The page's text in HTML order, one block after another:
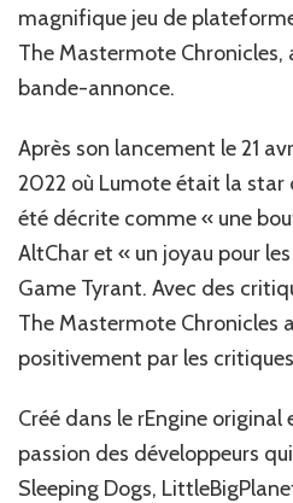
magnifique jeu de
The Mastermote Chronicles‎‎,
bande-annonce.
Après son lancement le 21
2022 où Lumote était la star
été décrite comme ‎‎« une
AltChar et « ‎‎un joyau pour
Game Tyrant. Avec des
The Mastermote Chronicles
positivement par les critiques
‎Créé dans le rEngine
passion des développeurs
Sleeping Dogs,